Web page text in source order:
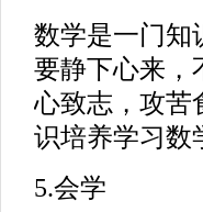
数学是一门知
要静下心来，
心致志，攻苦
识培养学习数
5.会学